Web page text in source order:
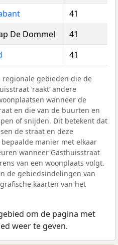
41
De Dommel
41
41
regionale gebieden die de
‘raakt’ andere
wanneer de
en die van de buurten en
of snijden. Dit betekent dat
de straat en deze
manier met elkaar
wanneer Gasthuisstraat
van een woonplaats volgt.
de gebiedsindelingen van
kaarten van het
om de pagina met
weer te geven.